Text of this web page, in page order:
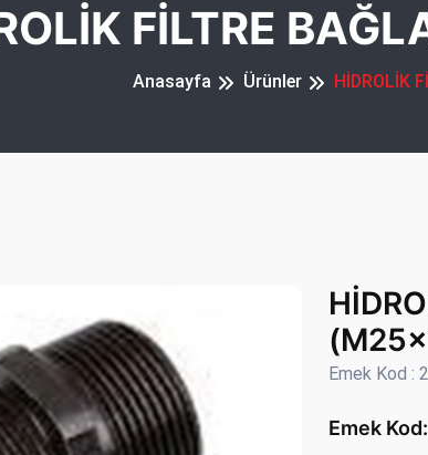
FİLTRE
Anasayfa Ürünler HİDROLİK
Emek Kod :
Emek Kod: